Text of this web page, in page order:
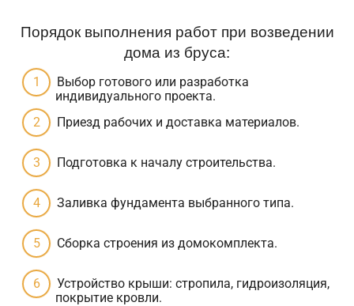
Порядок выполнения работ при возведении
дома из бруса:
Выбор готового или разработка
индивидуального проекта.
Приезд рабочих и доставка материалов.
Подготовка к началу строительства.
Заливка фундамента выбранного типа.
Сборка строения из домокомплекта.
Устройство крыши: стропила, гидроизоляция,
покрытие кровли.